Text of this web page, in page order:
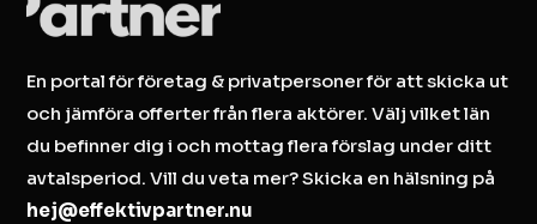
En portal för företag & privatpersoner för att skicka ut
och jämföra offerter från flera aktörer. Välj vilket län
du befinner dig i och mottag flera förslag under ditt
avtalsperiod. Vill du veta mer? Skicka en hälsning på
hej@effektivpartner.nu